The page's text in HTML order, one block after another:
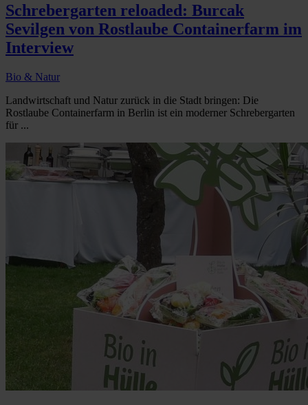
Schrebergarten reloaded: Burcak
Sevilgen von Rostlaube Containerfarm im
Interview
Bio & Natur
Landwirtschaft und Natur zurück in die Stadt bringen: Die
Rostlaube Containerfarm in Berlin ist ein moderner Schrebergarten
für ...